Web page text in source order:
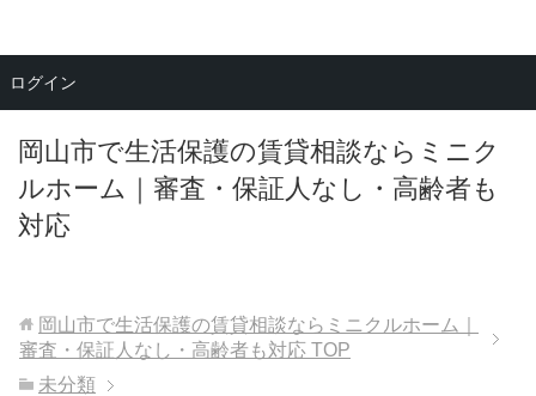
岡山市で生活保護の賃貸相談ならミニク
ルホーム｜審査・保証人なし・高齢者も
対応
メニュー
岡山市で生活保護の賃貸相談ならミニクルホーム｜
審査・保証人なし・高齢者も対応 TOP
未分類
ログイン